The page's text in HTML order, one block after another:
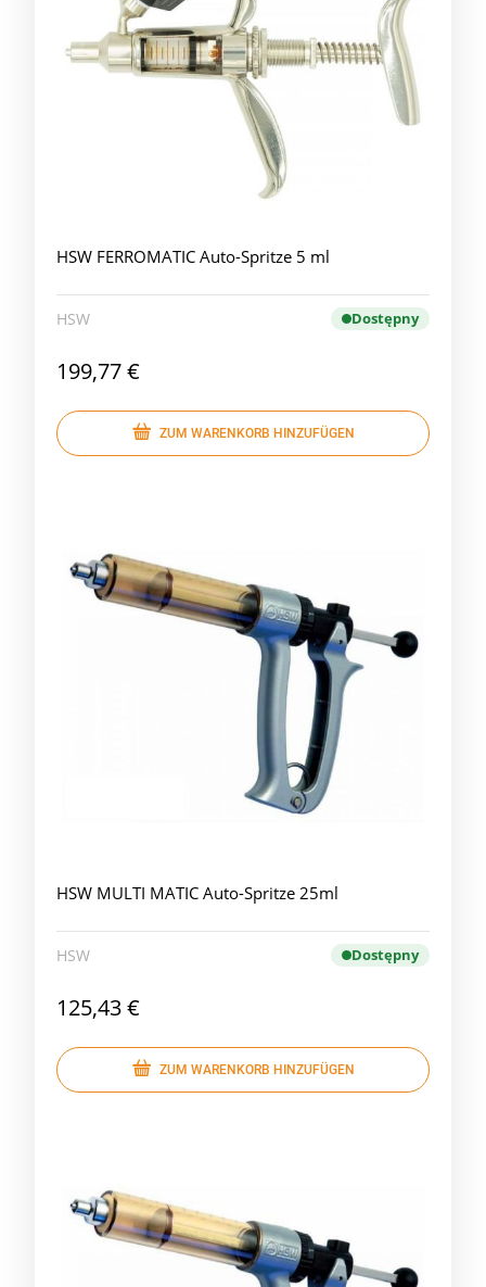
HSW FERROMATIC Auto-Spritze 5 ml
HSW Dostępny
199,77 €
ZUM WARENKORB HINZUFÜGEN
HSW MULTI MATIC Auto-Spritze 25ml
HSW Dostępny
125,43 €
ZUM WARENKORB HINZUFÜGEN